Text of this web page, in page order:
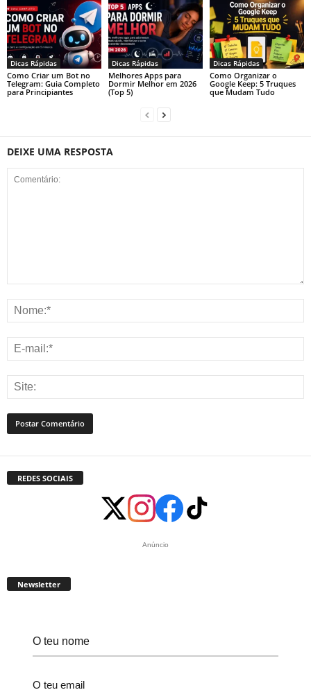
Dicas Rápidas
Como Criar um Bot no
Telegram: Guia Completo
para Principiantes
Dicas Rápidas
Melhores Apps para
Dormir Melhor em 2026
(Top 5)
Dicas Rápidas
Como Organizar o
Google Keep: 5 Truques
que Mudam Tudo
DEIXE UMA RESPOSTA
REDES SOCIAIS
Anúncio
Newsletter